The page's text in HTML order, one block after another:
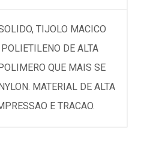
TIJOLO MACICO
DE ALTA
QUE MAIS SE
MATERIAL DE ALTA
E TRACAO.